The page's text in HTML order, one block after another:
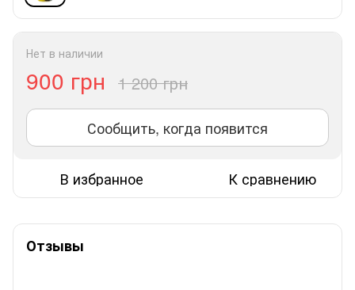
Нет в наличии
900 грн 1 200 грн
Сообщить, когда появится
В избранное К сравнению
Отзывы